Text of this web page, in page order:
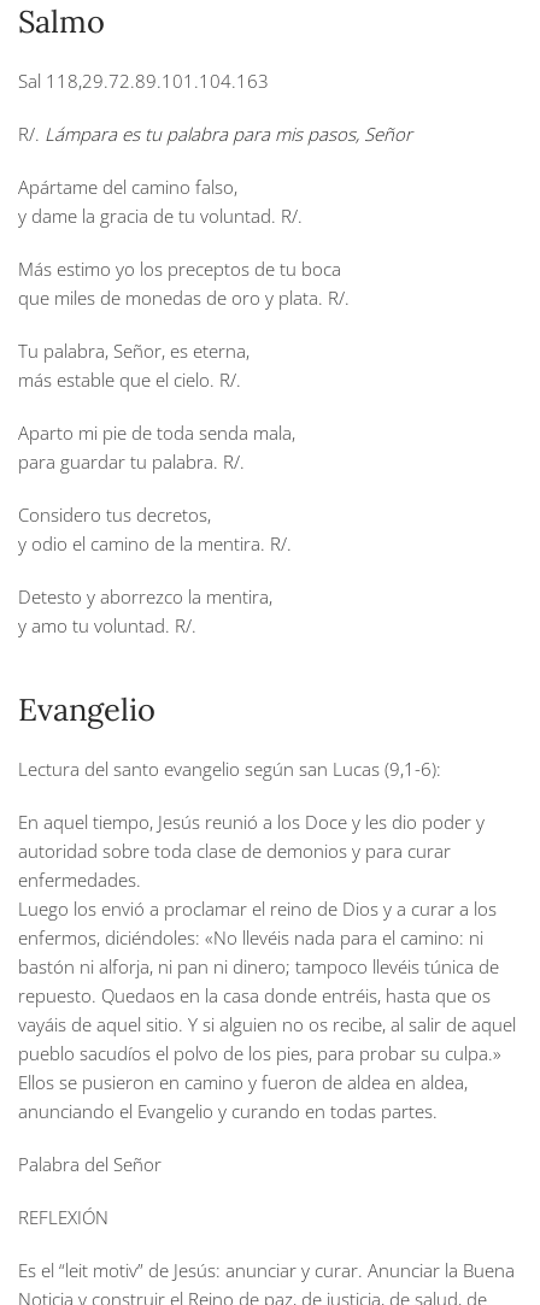
Salmo
Sal 118,29.72.89.101.104.163
R/. Lámpara es tu palabra para mis pasos, Señor
Apártame del camino falso,
y dame la gracia de tu voluntad. R/.
Más estimo yo los preceptos de tu boca
que miles de monedas de oro y plata. R/.
Tu palabra, Señor, es eterna,
más estable que el cielo. R/.
Aparto mi pie de toda senda mala,
para guardar tu palabra. R/.
Considero tus decretos,
y odio el camino de la mentira. R/.
Detesto y aborrezco la mentira,
y amo tu voluntad. R/.
Evangelio
Lectura del santo evangelio según san Lucas (9,1-6):
En aquel tiempo, Jesús reunió a los Doce y les dio poder y
autoridad sobre toda clase de demonios y para curar
enfermedades.
Luego los envió a proclamar el reino de Dios y a curar a los
enfermos, diciéndoles: «No llevéis nada para el camino: ni
bastón ni alforja, ni pan ni dinero; tampoco llevéis túnica de
repuesto. Quedaos en la casa donde entréis, hasta que os
vayáis de aquel sitio. Y si alguien no os recibe, al salir de aquel
pueblo sacudíos el polvo de los pies, para probar su culpa.»
Ellos se pusieron en camino y fueron de aldea en aldea,
anunciando el Evangelio y curando en todas partes.
Palabra del Señor
REFLEXIÓN
Es el “leit motiv” de Jesús: anunciar y curar. Anunciar la Buena
Noticia y construir el Reino de paz, de justicia, de salud, de